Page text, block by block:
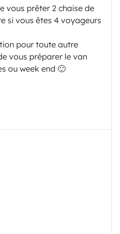
vous prêter 2 chaise de
si vous êtes 4 voyageurs
pour toute autre
vous préparer le van
ou week end 🙂